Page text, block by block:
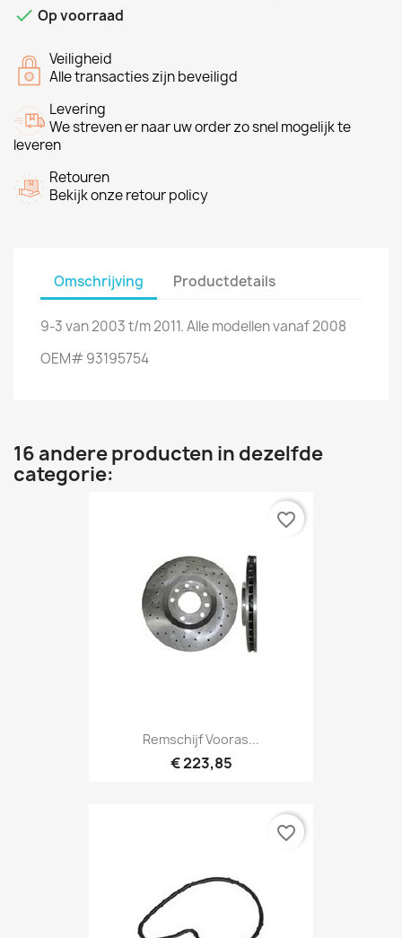
 Op voorraad
Veiligheid
Alle transacties zijn beveiligd
Levering
We streven er naar uw order zo snel mogelijk te
leveren
Retouren
Bekijk onze retour policy
Omschrijving Productdetails
9-3 van 2003 t/m 2011. Alle modellen vanaf 2008
OEM# 93195754
16 andere producten in dezelfde
categorie:
Remschijf Vooras...
€ 223,85
favorite_border
favorite_border